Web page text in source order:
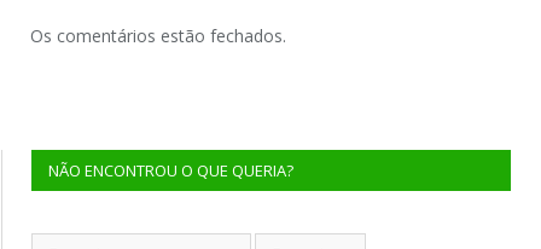
Os comentários estão fechados.
NÃO ENCONTROU O QUE QUERIA?